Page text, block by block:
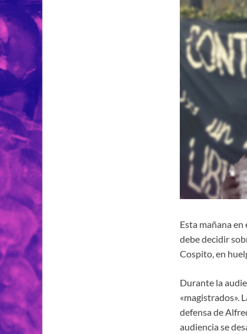
Esta mañana
debe decidir
Cospito, en
Durante la
«magistrados».
defensa de
audiencia se